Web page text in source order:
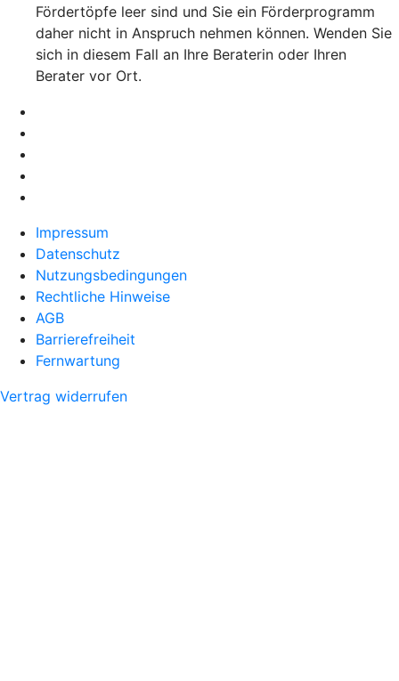
Fördertöpfe leer sind und Sie ein Förderprogramm
daher nicht in Anspruch nehmen können. Wenden Sie
sich in diesem Fall an Ihre Beraterin oder Ihren
Berater vor Ort.
Impressum
Datenschutz
Nutzungsbedingungen
Rechtliche Hinweise
AGB
Barrierefreiheit
Fernwartung
Vertrag widerrufen